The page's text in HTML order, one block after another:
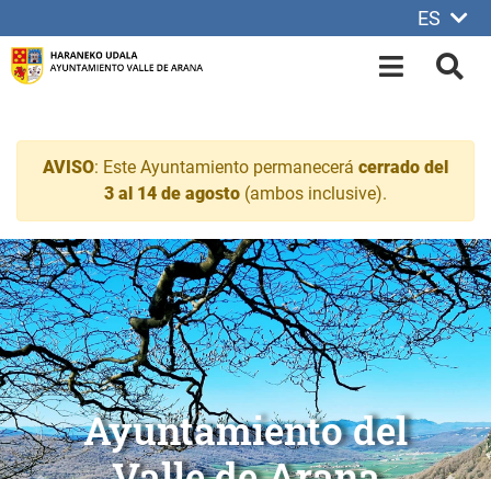
ES
OPEN-
AVISO: Este Ayuntamiento permanecerá cerrado del
3 al 14 de agosto (ambos inclusive).
Ayuntamiento del Valle
Alda